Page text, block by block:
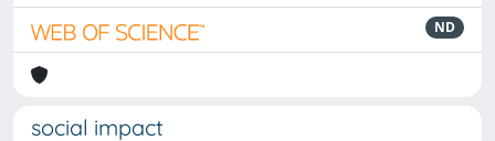
ND
social impact